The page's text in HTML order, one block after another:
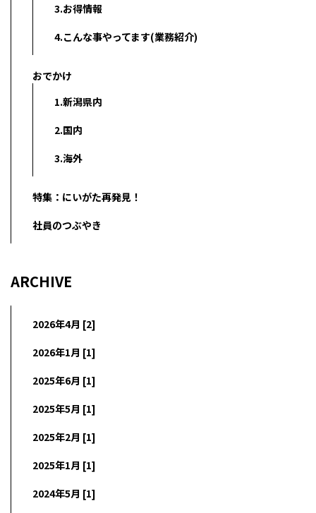
3.お得情報
4.こんな事やってます(業務紹介)
おでかけ
1.新潟県内
2.国内
3.海外
特集：にいがた再発見！
社員のつぶやき
ARCHIVE
2026年4月 [2]
2026年1月 [1]
2025年6月 [1]
2025年5月 [1]
2025年2月 [1]
2025年1月 [1]
2024年5月 [1]